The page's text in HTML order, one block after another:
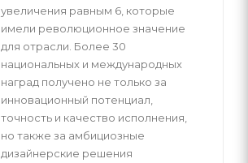
увеличения равным 6, которые
имели революционное значение
для отрасли. Более 30
национальных и международных
наград получено не только за
инновационный потенциал,
точность и качество исполнения,
но также за амбициозные
дизайнерские решения